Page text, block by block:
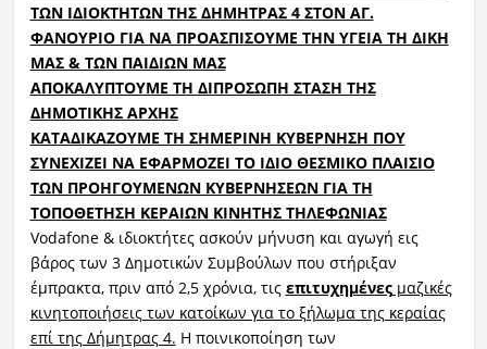
ΤΩΝ ΙΔΙΟΚΤΗΤΩΝ ΤΗΣ ΔΗΜΗΤΡΑΣ 4 ΣΤΟΝ ΑΓ.
ΦΑΝΟΥΡΙΟ ΓΙΑ ΝΑ ΠΡΟΑΣΠΙΣΟΥΜΕ ΤΗΝ ΥΓΕΙΑ ΤΗ ΔΙΚΗ
ΜΑΣ & ΤΩΝ ΠΑΙΔΙΩΝ ΜΑΣ
ΑΠΟΚΑΛΥΠΤΟΥΜΕ ΤΗ ΔΙΠΡΟΣΩΠΗ ΣΤΑΣΗ ΤΗΣ
ΔΗΜΟΤΙΚΗΣ ΑΡΧΗΣ
ΚΑΤΑΔΙΚΑΖΟΥΜΕ ΤΗ ΣΗΜΕΡΙΝΗ ΚΥΒΕΡΝΗΣΗ ΠΟΥ
ΣΥΝΕΧΙΖΕΙ ΝΑ ΕΦΑΡΜΟΖΕΙ ΤΟ ΙΔΙΟ ΘΕΣΜΙΚΟ ΠΛΑΙΣΙΟ
ΤΩΝ ΠΡΟΗΓΟΥΜΕΝΩΝ ΚΥΒΕΡΝΗΣΕΩΝ ΓΙΑ ΤΗ
ΤΟΠΟΘΕΤΗΣΗ ΚΕΡΑΙΩΝ ΚΙΝΗΤΗΣ ΤΗΛΕΦΩΝΙΑΣ
Vodafone& ιδιοκτήτες ασκούν μήνυση και αγωγή εις
βάρος των 3 Δημοτικών Συμβούλων που στήριξαν
έμπρακτα, πριν από 2,5 χρόνια, τις επιτυχημένεςμαζικές
κινητοποιήσεις των κατοίκων για το ξήλωμα της κεραίας
επί της Δήμητρας 4. Η ποινικοποίηση των